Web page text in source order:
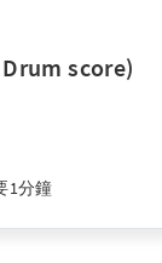
score)
1分鐘